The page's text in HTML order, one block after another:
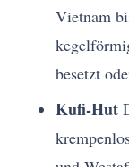
Vietnam
besetzt
Kufi-Hut